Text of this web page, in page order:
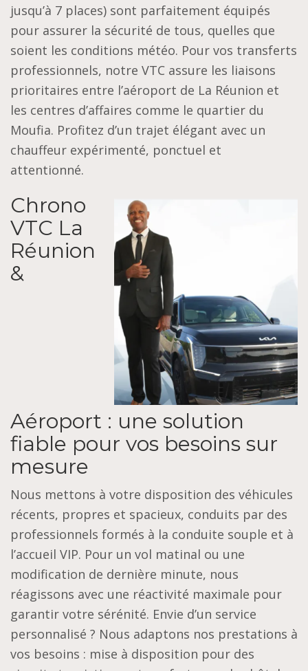
jusqu’à 7 places) sont parfaitement équipés
pour assurer la sécurité de tous, quelles que
soient les conditions météo. Pour vos transferts
professionnels, notre VTC assure les liaisons
prioritaires entre l’aéroport de La Réunion et
les centres d’affaires comme le quartier du
Moufia. Profitez d’un trajet élégant avec un
chauffeur expérimenté, ponctuel et
attentionné.
Chrono
VTC La
Réunion
&
Aéroport : une solution
fiable pour vos besoins sur
mesure
Nous mettons à votre disposition des véhicules
récents, propres et spacieux, conduits par des
professionnels formés à la conduite souple et à
l’accueil VIP. Pour un vol matinal ou une
modification de dernière minute, nous
réagissons avec une réactivité maximale pour
garantir votre sérénité. Envie d’un service
personnalisé ? Nous adaptons nos prestations à
vos besoins : mise à disposition pour des